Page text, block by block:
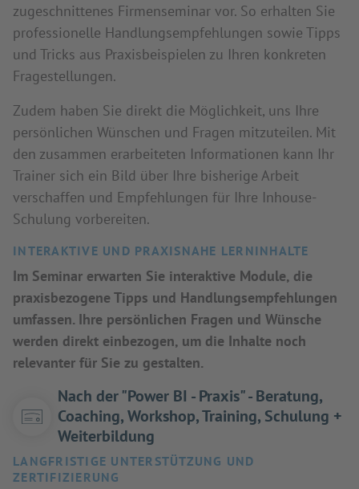
zugeschnittenes Firmenseminar vor. So erhalten Sie
professionelle Handlungsempfehlungen sowie Tipps
und Tricks aus Praxisbeispielen zu Ihren konkreten
Fragestellungen.
Zudem haben Sie direkt die Möglichkeit, uns Ihre
persönlichen Wünschen und Fragen mitzuteilen. Mit
den zusammen erarbeiteten Informationen kann Ihr
Trainer sich ein Bild über Ihre bisherige Arbeit
verschaffen und Empfehlungen für Ihre Inhouse-
Schulung vorbereiten.
INTERAKTIVE UND PRAXISNAHE LERNINHALTE
Im Seminar erwarten Sie interaktive Module, die
praxisbezogene Tipps und Handlungsempfehlungen
umfassen. Ihre persönlichen Fragen und Wünsche
werden direkt einbezogen, um die Inhalte noch
relevanter für Sie zu gestalten.
Nach der "Power BI - Praxis" - Beratung,
Coaching, Workshop, Training, Schulung +
Weiterbildung
LANGFRISTIGE UNTERSTÜTZUNG UND
ZERTIFIZIERUNG